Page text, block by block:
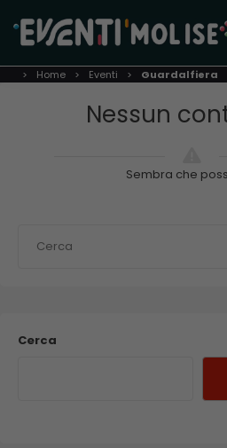
Home Eventi Guardalfiera
Nessun
Sembra che
Cerca